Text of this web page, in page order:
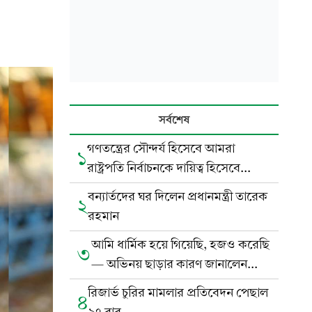
সর্বশেষ
১গণতন্ত্রের সৌন্দর্য হিসেবে আমরা
রাষ্ট্রপতি নির্বাচনকে দায়িত্ব হিসেবে
নিয়েছি
২বন্যার্তদের ঘর দিলেন প্রধানমন্ত্রী তারেক
রহমান
৩আমি ধার্মিক হয়ে গিয়েছি, হজও করেছি
— অভিনয় ছাড়ার কারণ জানালেন
হাসান মাসুদ
৪রিজার্ভ চুরির মামলার প্রতিবেদন পেছাল